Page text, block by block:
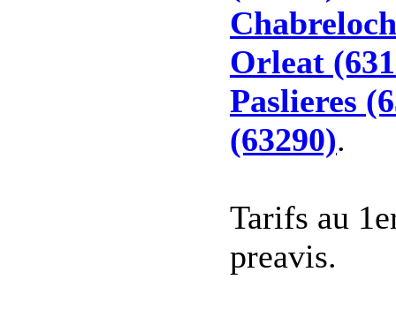
Orleat
Paslieres
(63290).
Tarifs au
preavis.